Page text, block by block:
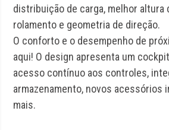
distribuição de carga, melhor altura
rolamento e geometria de direção.
O conforto e o desempenho de
aqui! O design apresenta um
acesso contínuo aos controles,
armazenamento, novos acessórios
mais.